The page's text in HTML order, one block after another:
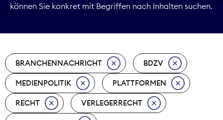
Marktdaten
Nachhaltigkeit
Nachwuchs
Nova Award
können Sie konkret mit Begriffen nach Inhalten suchen.
BRANCHENNACHRICHT BDZV
MEDIENPOLITIK PLATTFORMEN
RECHT VERLEGERRECHT